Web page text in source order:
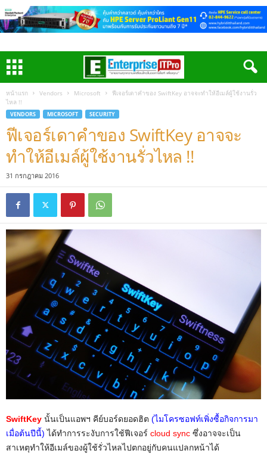
หน้าแรก Vendors Microsoft
ฟีเจอร์เดาคำของ SwiftKey อาจจะทำให้อีเมล์ผู้ใช้งานรั่ว
ไหล !!
VENDORS MICROSOFT SECURITY
ฟีเจอร์เดาคำของ SwiftKey อาจจะ
ทำให้อีเมล์ผู้ใช้งานรั่วไหล !!
31 กรกฎาคม 2016
SwiftKey นั้นเป็นแอพฯ คีย์บอร์ดยอดฮิต (ไมโครซอฟท์เพิ่งซื้อกิจการมา
เมื่อต้นปีนี้) ได้ทำการระงับการใช้ฟีเจอร์ cloud sync ซึ่งอาจจะเป็น
สาเหตุทำให้อีเมล์ของผู้ใช้รั่วไหลไปตกอยู่กับคนแปลกหน้าได้